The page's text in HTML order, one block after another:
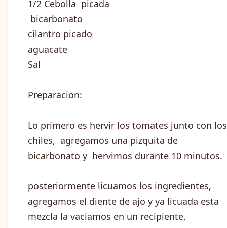
1/2 Cebolla picada
bicarbonato
cilantro picado
aguacate
Sal
Preparacion:
Lo primero es hervir los tomates junto con los
chiles, agregamos una pizquita de
bicarbonato y hervimos durante 10 minutos.
posteriormente licuamos los ingredientes,
agregamos el diente de ajo y ya licuada esta
mezcla la vaciamos en un recipiente,